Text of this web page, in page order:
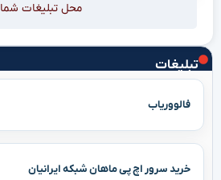
تبلیغات
فالووریاب
خرید سرور اچ پی ماهان شبکه ایرانیان
محل تبلیغات شما